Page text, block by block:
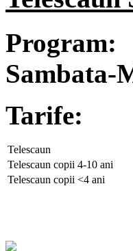
Program:
Sambata-
Tarife:
Telescaun
Telescaun copii 4-10 ani
Telescaun copii <4 ani